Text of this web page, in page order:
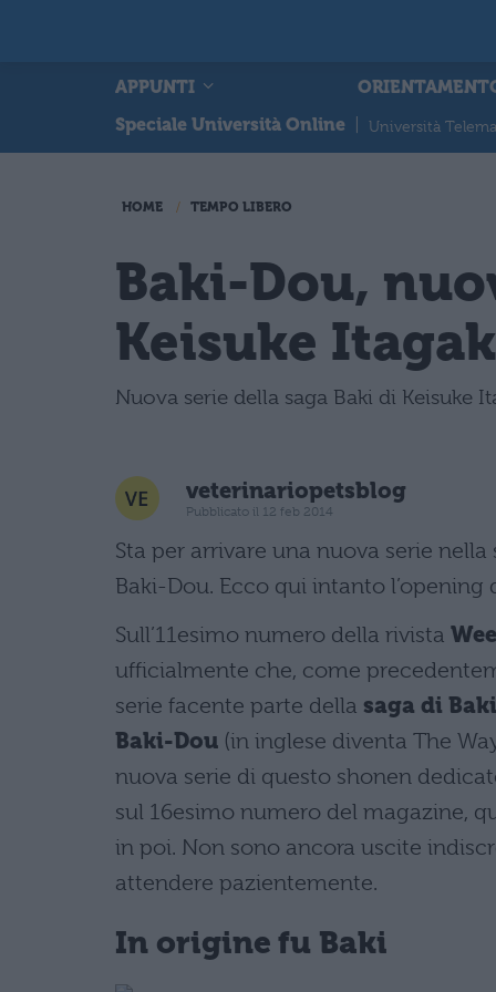
APPUNTI
Speciale Università Online
Università
HOME TEMPO LIBERO
Baki-Dou,
Keisuke
Nuova serie della saga Baki di Keisuke
veterinariopetsblog
Pubblicato il 12 feb 2014
Sta per arrivare una nuova serie
Baki-Dou. Ecco qui intanto l’opening
Sull’11esimo numero della rivista
ufficialmente che, come
serie facente parte della saga di
Baki-Dou (in inglese diventa The
nuova serie di questo shonen
sul 16esimo numero del magazine,
in poi. Non sono ancora uscite
attendere pazientemente.
In origine fu Baki